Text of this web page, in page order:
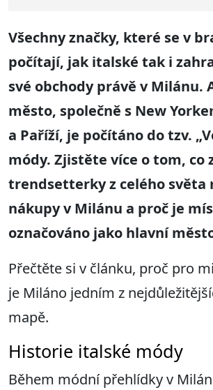
Všechny značky, které se v
počítají, jak italské tak i
své obchody právě v Milánu.
město, společně s New
a Paříží, je počítáno do tzv. „
módy. Zjistěte více o tom, co
trendsetterkyz celého světa
nákupyv Milánu a proč je
označováno jako hlavní
Přečtěte si v článku, proč pro
je Miláno jedním z
mapě.
Historie italské módy
Během módní přehlídky v